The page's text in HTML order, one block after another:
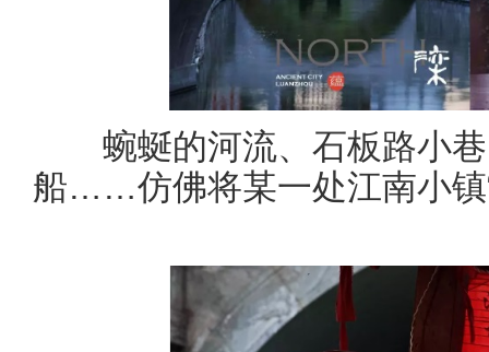
蜿蜒的河流、石板路小巷
船……仿佛将某一处江南小镇